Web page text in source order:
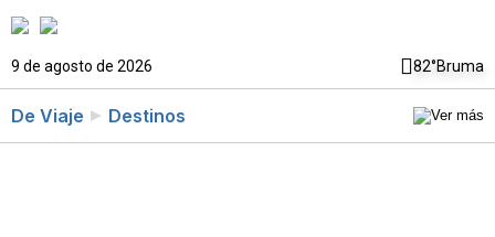
9 de agosto de 2026 82°Bruma
De Viaje Destinos